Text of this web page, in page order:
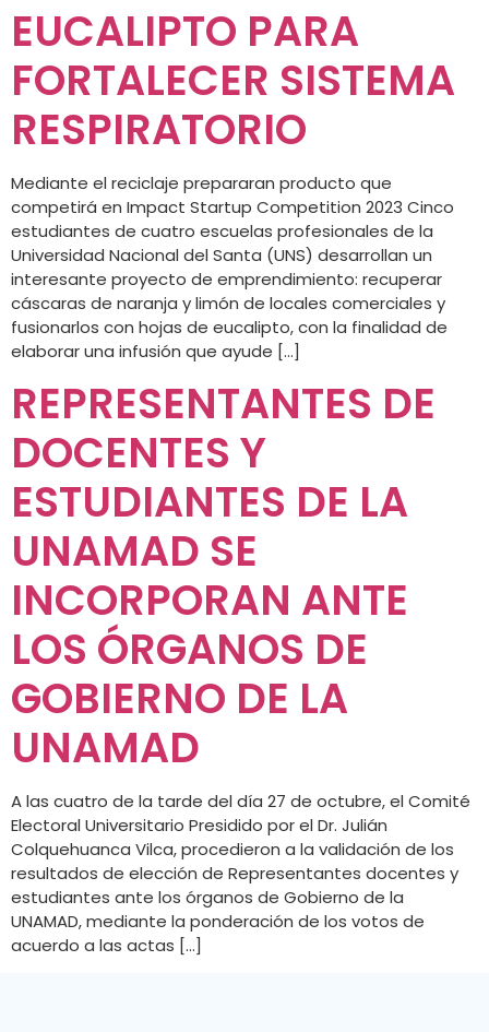
EUCALIPTO PARA
FORTALECER SISTEMA
RESPIRATORIO
Mediante el reciclaje prepararan producto que
competirá en Impact Startup Competition 2023 Cinco
estudiantes de cuatro escuelas profesionales de la
Universidad Nacional del Santa (UNS) desarrollan un
interesante proyecto de emprendimiento: recuperar
cáscaras de naranja y limón de locales comerciales y
fusionarlos con hojas de eucalipto, con la finalidad de
elaborar una infusión que ayude […]
REPRESENTANTES DE
DOCENTES Y
ESTUDIANTES DE LA
UNAMAD SE
INCORPORAN ANTE
LOS ÓRGANOS DE
GOBIERNO DE LA
UNAMAD
A las cuatro de la tarde del día 27 de octubre, el Comité
Electoral Universitario Presidido por el Dr. Julián
Colquehuanca Vilca, procedieron a la validación de los
resultados de elección de Representantes docentes y
estudiantes ante los órganos de Gobierno de la
UNAMAD, mediante la ponderación de los votos de
acuerdo a las actas […]